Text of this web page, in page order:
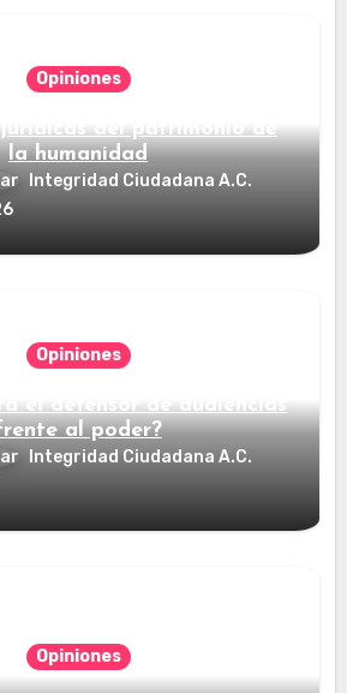
Opiniones
del patrimonio de
la humanidad
Integridad Ciudadana A.C.
Opiniones
el defensor de audiencias
al poder?
Integridad Ciudadana A.C.
Opiniones